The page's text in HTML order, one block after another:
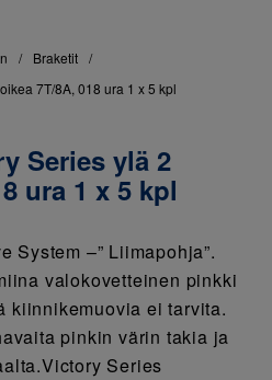
/ Braketit /
7T/8A, 018 ura 1 x 5 kpl
Series ylä 2
ura 1 x 5 kpl
System –” Liimapohja”.
valokovetteinen pinkki
kiinnikemuovia ei tarvita.
pinkin värin takia ja
Series